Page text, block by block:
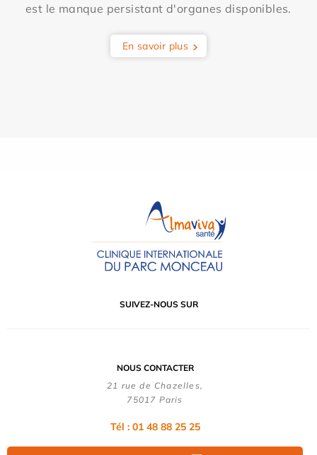
est le manque persistant d'organes disponibles.
En savoir plus
SUIVEZ-NOUS SUR
NOUS CONTACTER
21 rue de Chazelles,
75017 Paris
Tél : 01 48 88 25 25